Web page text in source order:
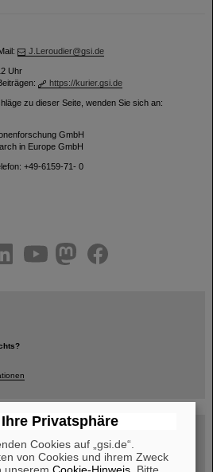
J.Leroudier@gsi.de
Uhr
https://kurier.gsi.de
zu dieser Seite, wenden Sie sich an:
GmbH
in Europe GmbH
+49-6159-71- 0
facebook
10:30-16:00 Uhr
Privatsphäre
Cookies auf „gsi.de“.
von Cookies und ihrem Zweck